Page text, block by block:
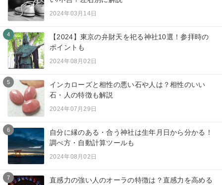
2024年03月14日
4
【2024】東京の弁財天を祀る神社10選！参拝時の
ポイントも
2024年08月02日
5
インカローズと相性の悪い石や人は？相性のいい
石・人の特徴も解説
2024年07月29日
6
自分に縁のある・合う神社は生年月日から分かる！
調べ方・自動計算ツールも
2024年08月02日
7
直感力の強い人のオーラの特徴は？直感力を高める